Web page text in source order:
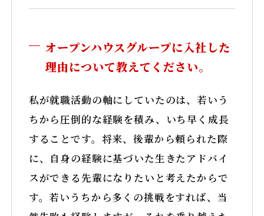
オープンハウスグループに入社した
理由について教えてください。
私が就職活動の軸にしていたのは、若いう
ちから圧倒的な経験を積み、いち早く成長
することです。将来、後輩から頼られた際
に、自身の経験に基づいた生きたアドバイ
スができる先輩になりたいと考えたからで
す。若いうちから多くの挑戦をすれば、当